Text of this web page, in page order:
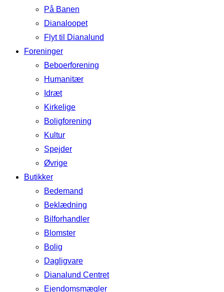
På Banen
Dianaloopet
Flyt til Dianalund
Foreninger
Beboerforening
Humanitær
Idræt
Kirkelige
Boligforening
Kultur
Spejder
Øvrige
Butikker
Bedemand
Beklædning
Bilforhandler
Blomster
Bolig
Dagligvare
Dianalund Centret
Ejendomsmægler